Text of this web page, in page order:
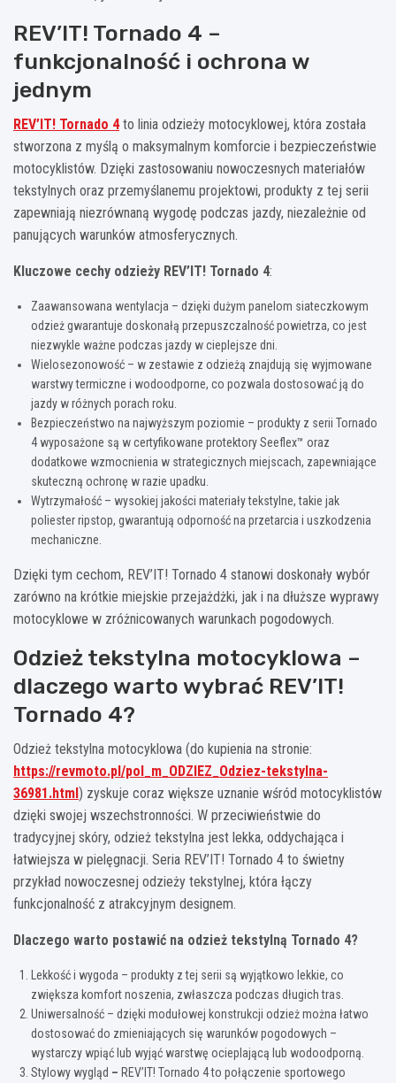
REV’IT! Tornado 4 –
funkcjonalność i ochrona w
jednym
REV’IT! Tornado 4to linia odzieży motocyklowej, która została
stworzona z myślą o maksymalnym komforcie i bezpieczeństwie
motocyklistów. Dzięki zastosowaniu nowoczesnych materiałów
tekstylnych oraz przemyślanemu projektowi, produkty z tej serii
zapewniają niezrównaną wygodę podczas jazdy, niezależnie od
panujących warunków atmosferycznych.
Kluczowe cechy odzieży REV’IT! Tornado 4:
Zaawansowana wentylacja – dzięki dużym panelom siateczkowym
odzież gwarantuje doskonałą przepuszczalność powietrza, co jest
niezwykle ważne podczas jazdy w cieplejsze dni.
Wielosezonowość – w zestawie z odzieżą znajdują się wyjmowane
warstwy termiczne i wodoodporne, co pozwala dostosować ją do
jazdy w różnych porach roku.
Bezpieczeństwo na najwyższym poziomie – produkty z serii Tornado
4 wyposażone są w certyfikowane protektory Seeflex™ oraz
dodatkowe wzmocnienia w strategicznych miejscach, zapewniające
skuteczną ochronę w razie upadku.
Wytrzymałość – wysokiej jakości materiały tekstylne, takie jak
poliester ripstop, gwarantują odporność na przetarcia i uszkodzenia
mechaniczne.
Dzięki tym cechom, REV’IT! Tornado 4 stanowi doskonały wybór
zarówno na krótkie miejskie przejażdżki, jak i na dłuższe wyprawy
motocyklowe w zróżnicowanych warunkach pogodowych.
Odzież tekstylna motocyklowa –
dlaczego warto wybrać REV’IT!
Tornado 4?
Odzież tekstylna motocyklowa (do kupienia na stronie:
https://revmoto.pl/pol_m_ODZIEZ_Odziez-tekstylna-
36981.html) zyskuje coraz większe uznanie wśród motocyklistów
dzięki swojej wszechstronności. W przeciwieństwie do
tradycyjnej skóry, odzież tekstylna jest lekka, oddychająca i
łatwiejsza w pielęgnacji. Seria REV’IT! Tornado 4 to świetny
przykład nowoczesnej odzieży tekstylnej, która łączy
funkcjonalność z atrakcyjnym designem.
Dlaczego warto postawić na odzież tekstylną Tornado 4?
Lekkość i wygoda – produkty z tej serii są wyjątkowo lekkie, co
zwiększa komfort noszenia, zwłaszcza podczas długich tras.
Uniwersalność – dzięki modułowej konstrukcji odzież można łatwo
dostosować do zmieniających się warunków pogodowych –
wystarczy wpiąć lub wyjąć warstwę ocieplającą lub wodoodporną.
Stylowy wygląd – REV’IT! Tornado 4 to połączenie sportowego